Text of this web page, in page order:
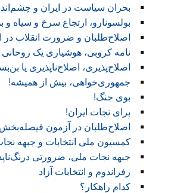
بحران سیاست در ایران و
بولسونارو، ارتجاع سرخ و
اصلاح‌طلبان و ضرورت انقلاب در
نامه کروبی، هوشیاری یک
اصلاح‌پذیری، اصلاح‌ناپذیری یا
جمهوری‌خواهی، بیش از همیشه!
بوی جنگ!
برای نجات ایران!
اصلاح‌طلبان در آزمون
کمسیون ملی انتخابات و جبهه
جبهه نجات ملی، ضرورتی
رفراندوم و انتخابات آزاد
کدام راهکار؟